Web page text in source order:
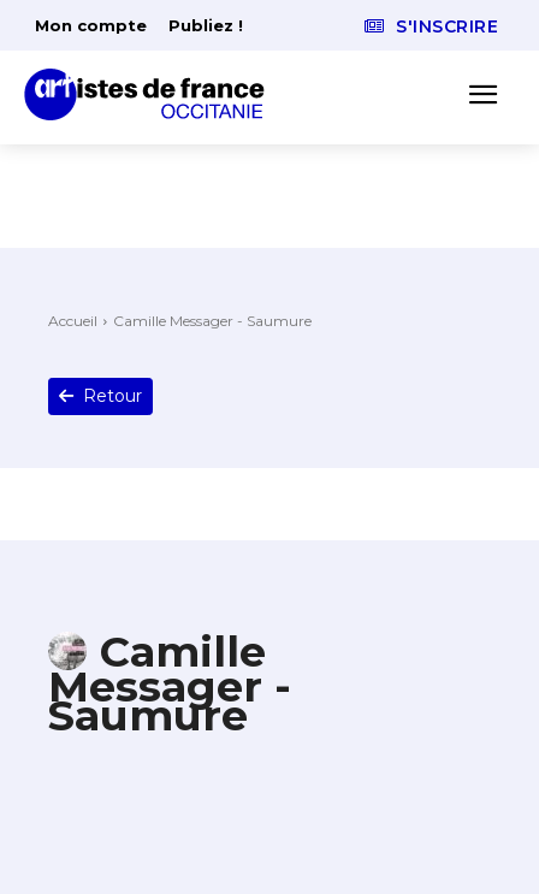
Mon compte Publiez ! S'INSCRIRE
Accueil Camille Messager - Saumure
Retour
Camille
Messager -
Saumure